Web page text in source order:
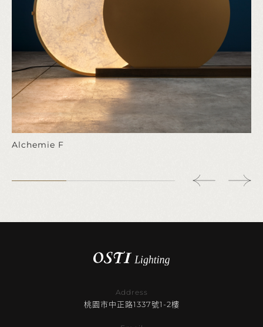
Alchemie F
Address
桃園市中正路1337號1-2樓